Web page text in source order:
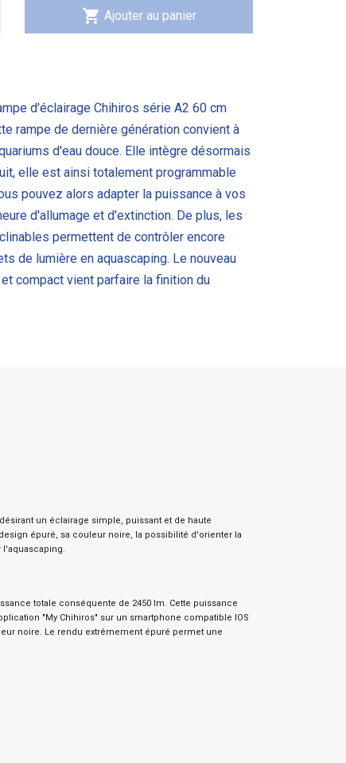
shopping_cart Ajouter au panier
d'éclairage Chihiros série A2 60 cm
rampe de dernière génération convient à
d'eau douce. Elle intègre désormais
elle est ainsi totalement programmable
pouvez alors adapter la puissance à vos
d'allumage et d'extinction. De plus, les
permettent de contrôler encore
de lumière en aquascaping. Le nouveau
compact vient parfaire la finition du
un éclairage simple, puissant et de haute
épuré, sa couleur noire, la possibilité d'orienter la
totale conséquente de 2450 lm. Cette puissance
"My Chihiros" sur un smartphone compatible IOS
noire. Le rendu extrêmement épuré permet une